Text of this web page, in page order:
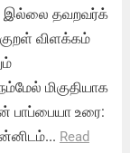
இல்லை தவறவர்க்
விளக்கம்
மிகுதியாக
பாப்பையா உரை:
Read